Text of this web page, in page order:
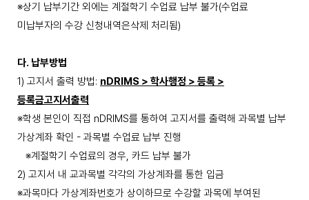
※상기 납부기간 외에는 계절학기 수업료 납부 불가(수업료
미납부자의 수강 신청내역은삭제 처리됨)
다. 납부방법
1) 고지서 출력 방법: nDRIMS > 학사행정 > 등록 >
등록금고지서출력
※학생 본인이 직접 nDRIMS를 통하여 고지서를 출력해 과목별 납부
가상계좌 확인 - 과목별 수업료 납부 진행
※계절학기 수업료의 경우, 카드 납부 불가
2) 고지서 내 교과목별 각각의 가상계좌를 통한 입금
※과목마다 가상계좌번호가 상이하므로 수강할 과목에 부여된